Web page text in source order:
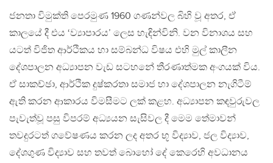
ජනතා විමුක්ති පෙරමුණ 1960 ගණන්වල බිහි වූ අතර, ඒ
කාලයේ දී එය ‘ව්‍යාපාරය’ ලෙස හැඳින්විනි. වන විනාශය සහ
යටත් විජිත ආර්ථිකය හා සම්බන්ධ විෂය එහි මුල් කාලීන
දේශපාලන අධ්‍යාපන වැඩ සටහනේ තීරණාත්මක අංගයක් විය.
ඒ සාකච්ඡා, ආර්ථික දුෂ්කරතා සමාජ හා දේශපාලන නැගිටීම්
ඇති කරන ආකාරය විමසීමට ලක් කළහ. අධ්‍යාපන කඳවුරුවල
පැවැත්වූ පසු විපරම් අධ්‍යයන සැසිවල දී මෙම තේමාවන්
තවදුරටත් ගවේෂණය කරන ලද අතර භූ විද්‍යාව, ජල විද්‍යාව,
දේශගුණ විද්‍යාව සහ තවත් බොහෝ දේ කෙරෙහි අවධානය